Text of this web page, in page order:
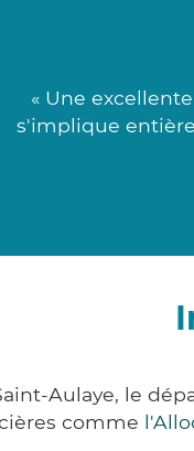
« Une
s'implique
Aulaye, le
comme